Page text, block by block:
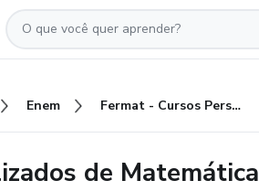
Enem Fermat - Cursos Personalizados de Matemática
de Matemática